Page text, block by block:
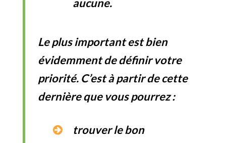
aucune.
Le plus important est bien
évidemment de définir votre
priorité. C’est à partir de cette
dernière que vous pourrez :
trouver le bon